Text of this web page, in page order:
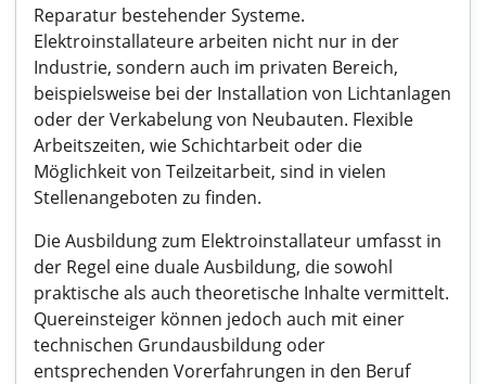
Reparatur bestehender Systeme.
Elektroinstallateure arbeiten nicht nur in der
Industrie, sondern auch im privaten Bereich,
beispielsweise bei der Installation von Lichtanlagen
oder der Verkabelung von Neubauten. Flexible
Arbeitszeiten, wie Schichtarbeit oder die
Möglichkeit von Teilzeitarbeit, sind in vielen
Stellenangeboten zu finden.
Die Ausbildung zum Elektroinstallateur umfasst in
der Regel eine duale Ausbildung, die sowohl
praktische als auch theoretische Inhalte vermittelt.
Quereinsteiger können jedoch auch mit einer
technischen Grundausbildung oder
entsprechenden Vorerfahrungen in den Beruf